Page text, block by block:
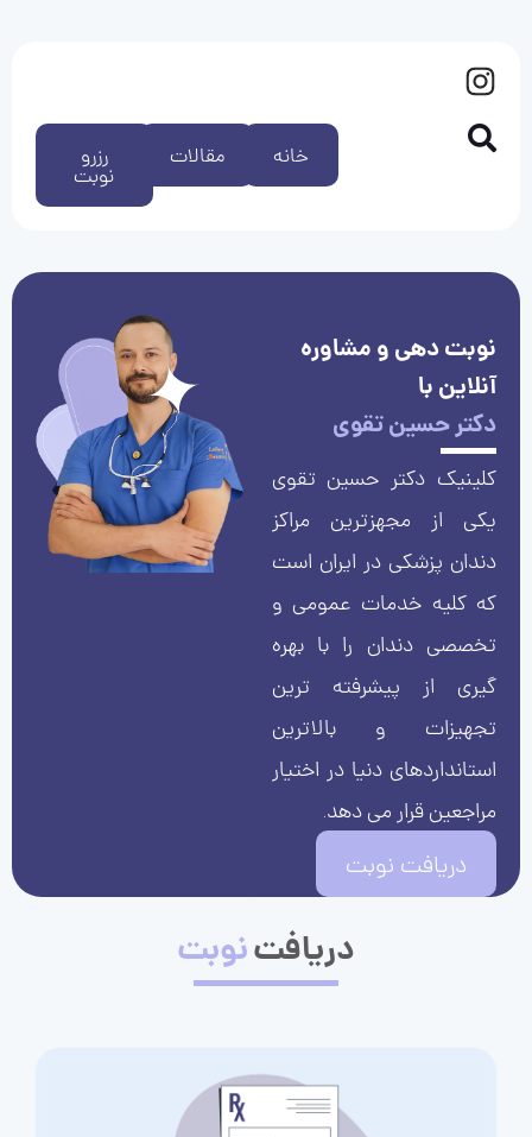
رزرو
نوبت
مقالات خانه
نوبت دهی و مشاوره
آنلاین با
دکتر حسین تقوی
کلینیک دکتر حسین تقوی
یکی از مجهزترین مراکز
دندان پزشکی در ایران است
که کلیه خدمات عمومی و
تخصصی دندان را با بهره
گیری از پیشرفته ترین
تجهیزات و بالاترین
استانداردهای دنیا در اختیار
مراجعین قرار می دهد.
دریافت نوبت
دریافتنوبت